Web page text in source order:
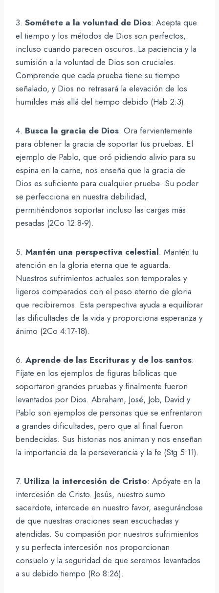
3. Sométete a la voluntad de Dios: Acepta que
el tiempo y los métodos de Dios son perfectos,
incluso cuando parecen oscuros. La paciencia y la
sumisión a la voluntad de Dios son cruciales.
Comprende que cada prueba tiene su tiempo
señalado, y Dios no retrasará la elevación de los
humildes más allá del tiempo debido (Hab 2:3).
4. Busca la gracia de Dios: Ora fervientemente
para obtener la gracia de soportar tus pruebas. El
ejemplo de Pablo, que oró pidiendo alivio para su
espina en la carne, nos enseña que la gracia de
Dios es suficiente para cualquier prueba. Su poder
se perfecciona en nuestra debilidad,
permitiéndonos soportar incluso las cargas más
pesadas (2Co 12:8-9).
5. Mantén una perspectiva celestial: Mantén tu
atención en la gloria eterna que te aguarda.
Nuestros sufrimientos actuales son temporales y
ligeros comparados con el peso eterno de gloria
que recibiremos. Esta perspectiva ayuda a equilibrar
las dificultades de la vida y proporciona esperanza y
ánimo (2Co 4:17-18).
6. Aprende de las Escrituras y de los santos:
Fíjate en los ejemplos de figuras bíblicas que
soportaron grandes pruebas y finalmente fueron
levantados por Dios. Abraham, José, Job, David y
Pablo son ejemplos de personas que se enfrentaron
a grandes dificultades, pero que al final fueron
bendecidas. Sus historias nos animan y nos enseñan
la importancia de la perseverancia y la fe (Stg 5:11).
7. Utiliza la intercesión de Cristo: Apóyate en la
intercesión de Cristo. Jesús, nuestro sumo
sacerdote, intercede en nuestro favor, asegurándose
de que nuestras oraciones sean escuchadas y
atendidas. Su compasión por nuestros sufrimientos
y su perfecta intercesión nos proporcionan
consuelo y la seguridad de que seremos levantados
a su debido tiempo (Ro 8:26).